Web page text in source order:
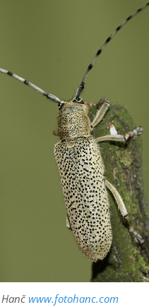
Hančwww.fotohanc.com